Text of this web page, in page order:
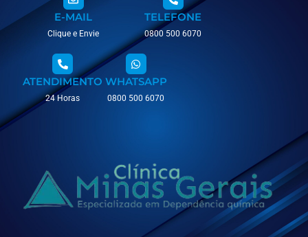
E-MAIL
Clique e Envie
TELEFONE
0800 500 6070
ATENDIMENTO
24 Horas
WHATSAPP
0800 500 6070